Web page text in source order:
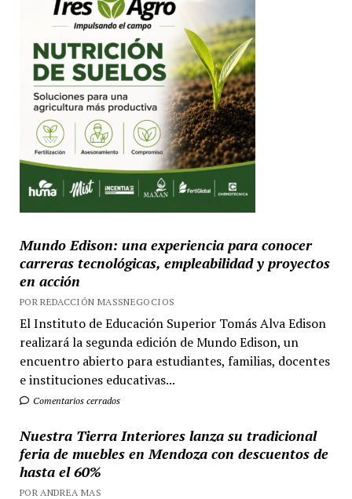
Mundo Edison: una experiencia para conocer
carreras tecnológicas, empleabilidad y proyectos
en acción
POR REDACCIÓN MASSNEGOCIOS
El Instituto de Educación Superior Tomás Alva Edison
realizará la segunda edición de Mundo Edison, un
encuentro abierto para estudiantes, familias, docentes
e instituciones educativas...
Comentarios cerrados
Nuestra Tierra Interiores lanza su tradicional
feria de muebles en Mendoza con descuentos de
hasta el 60%
POR ANDREA MAS